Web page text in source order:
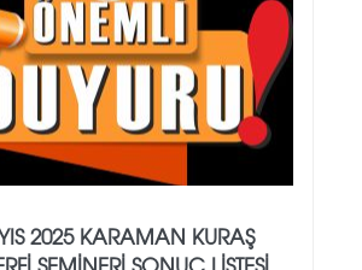
2025 KARAMAN KURAŞ